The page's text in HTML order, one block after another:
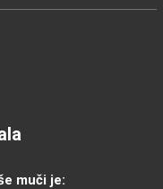
muči je: